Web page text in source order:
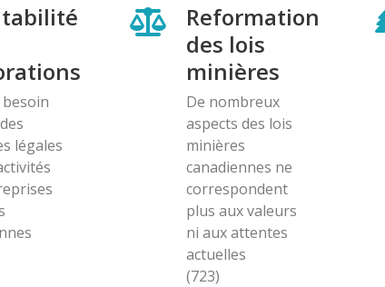
légales
Reformation
des lois
minières
De nombreux
aspects des lois
minières
canadiennes ne
correspondent
plus aux valeurs
ni aux attentes
actuelles
(723)